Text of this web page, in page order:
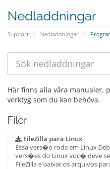
Nedladdningar
Support Nedladdningar
Här finns alla våra manualer,
verktyg som du kan behöva.
Filer
FileZilla para Linux
Essa vers�o roda em Linux
vers�es do Linux voc� deve
FileZilla e baixar os arquivos